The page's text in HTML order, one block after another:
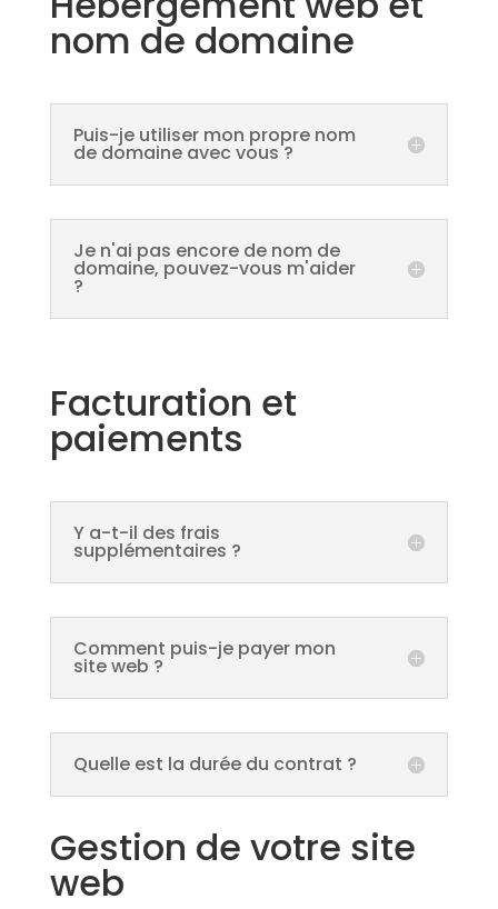
nom de domaine
Puis-je utiliser mon propre nom
de domaine avec vous ?
Je n'ai pas encore de nom de
domaine, pouvez-vous m'aider
?
Facturation et
paiements
Y a-t-il des frais
supplémentaires ?
Comment puis-je payer mon
site web ?
Quelle est la durée du contrat ?
Gestion de votre site
web